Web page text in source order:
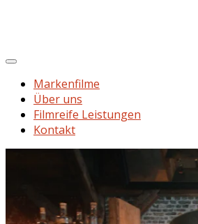
Markenfilme
Über uns
Filmreife Leistungen
Kontakt